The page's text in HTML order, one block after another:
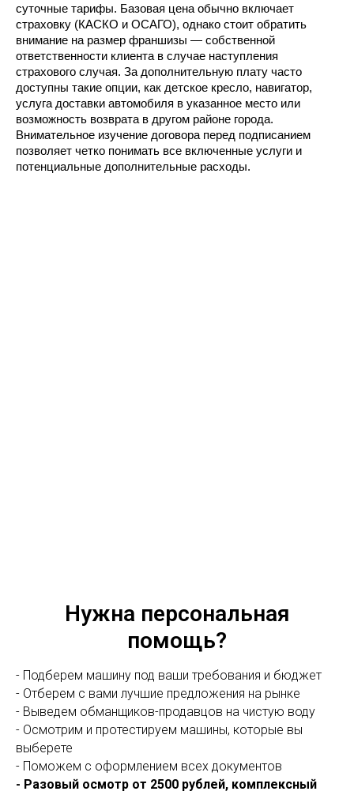
суточные тарифы. Базовая цена обычно включает
страховку (КАСКО и ОСАГО), однако стоит обратить
внимание на размер франшизы — собственной
ответственности клиента в случае наступления
страхового случая. За дополнительную плату часто
доступны такие опции, как детское кресло, навигатор,
услуга доставки автомобиля в указанное место или
возможность возврата в другом районе города.
Внимательное изучение договора перед подписанием
позволяет четко понимать все включенные услуги и
потенциальные дополнительные расходы.
Нужна персональная
помощь?
- Подберем машину под ваши требования и бюджет
- Отберем с вами лучшие предложения на рынке
- Выведем обманщиков-продавцов на чистую воду
- Осмотрим и протестируем машины, которые вы
выберете
- Поможем с оформлением всех документов
- Разовый осмотр от 2500 рублей, комплексный